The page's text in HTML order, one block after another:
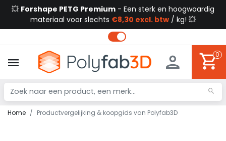
💥 Forshape PETG Premium - Een sterk en hoogwaardig
materiaal voor slechts €8,30 excl. btw / kg! 💥
0
Home Productvergelijking & koopgids van Polyfab3D